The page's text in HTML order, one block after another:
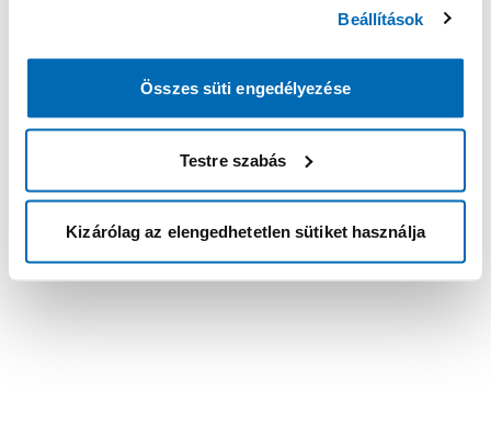
Beállítások
Összes süti engedélyezése
Testre szabás
Kizárólag az elengedhetetlen sütiket használja